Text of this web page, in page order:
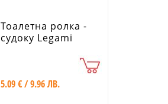
Тоалетна ролка -
судоку Legami
5.09 € / 9.96 ЛВ.